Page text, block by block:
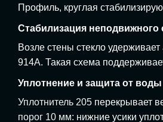
Профиль, круглая
Стабилизация неподвижного
Возле стены стекло удерживает
914A. Такая схема
Уплотнение и защита от воды
Уплотнитель 205 перекрывает
порог 10 мм: нижние усики